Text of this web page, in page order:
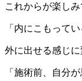
これからが楽しみ
「内にこもって
外に出せる感じに
「施術前、自分